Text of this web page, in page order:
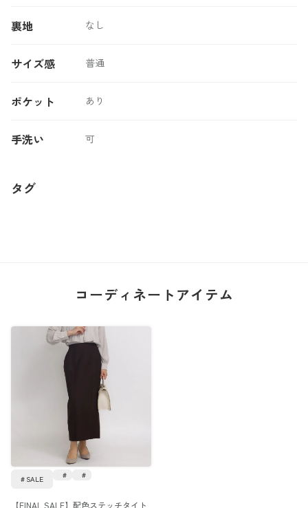
裏地 なし
サイズ感 普通
ポケット あり
手洗い 可
タグ
コーディネートアイテム
【FINAL SALE】配色ステッチタイト
SALE